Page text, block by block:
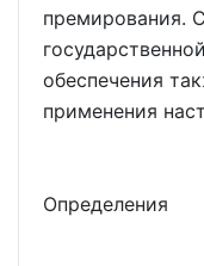
премирования.
обеспечения
применения
Определения